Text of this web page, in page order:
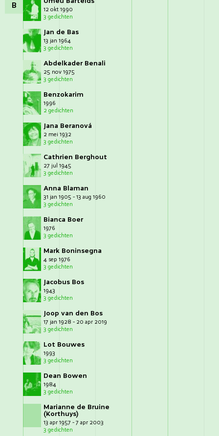
B
12 okt 1990
3 gedichten
Jan de Bas
13 jan 1964
3 gedichten
Abdelkader Benali
25 nov 1975
3 gedichten
Benzokarim
1996
2 gedichten
Jana Beranová
2 mei 1932
3 gedichten
Cathrien Berghout
27 jul 1945
3 gedichten
Anna Blaman
31 jan 1905 - 13 aug 1960
3 gedichten
Bianca Boer
1976
3 gedichten
Mark Boninsegna
4 sep 1976
3 gedichten
Jacobus Bos
1943
3 gedichten
Joop van den Bos
17 jan 1928 - 20 apr 2019
3 gedichten
Lot Bouwes
1993
3 gedichten
Dean Bowen
1984
3 gedichten
Marianne de Bruine
(Korthuys)
13 apr 1957 - 7 apr 2003
3 gedichten